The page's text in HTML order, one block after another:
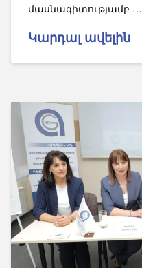
մասնագիտությամբ …
Կարդալ ավելին